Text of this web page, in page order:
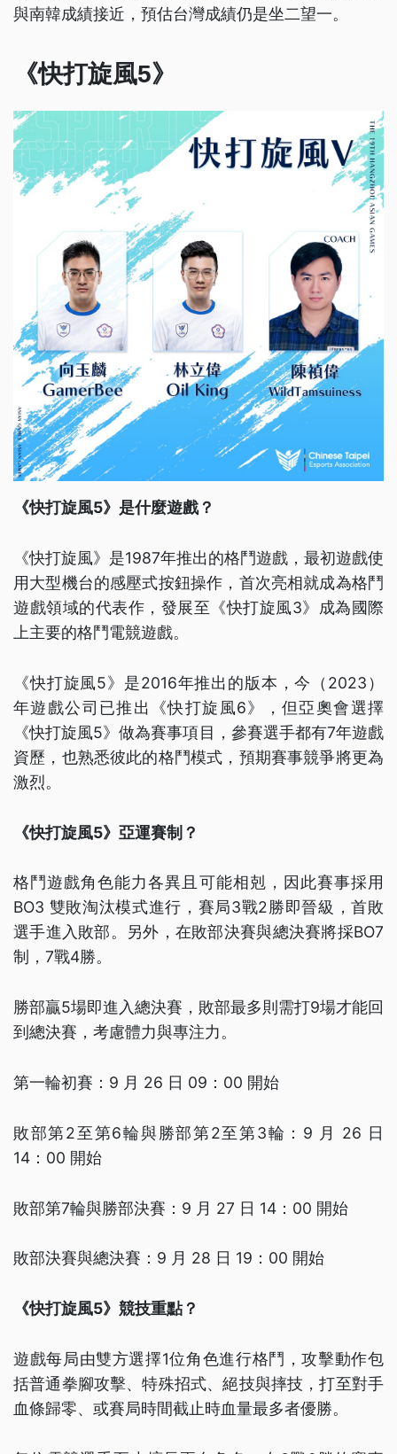
與南韓成績接近，預估台灣成績仍是坐二望一。
《快打旋風5》
《快打旋風5》是什麼遊戲？
《快打旋風》是1987年推出的格鬥遊戲，最初遊戲使
用大型機台的感壓式按鈕操作，首次亮相就成為格鬥
遊戲領域的代表作，發展至《快打旋風3》成為國際
上主要的格鬥電競遊戲。
《快打旋風5》是2016年推出的版本，今（2023）
年遊戲公司已推出《快打旋風6》，但亞奧會選擇
《快打旋風5》做為賽事項目，參賽選手都有7年遊戲
資歷，也熟悉彼此的格鬥模式，預期賽事競爭將更為
激烈。
《快打旋風5》亞運賽制？
格鬥遊戲角色能力各異且可能相剋，因此賽事採用
BO3 雙敗淘汰模式進行，賽局3戰2勝即晉級，首敗
選手進入敗部。另外，在敗部決賽與總決賽將採BO7
制，7戰4勝。
勝部贏5場即進入總決賽，敗部最多則需打9場才能回
到總決賽，考慮體力與專注力。
第一輪初賽：9 月 26 日 09：00 開始
敗部第2至第6輪與勝部第2至第3輪：9 月 26 日
14：00 開始
敗部第7輪與勝部決賽：9 月 27 日 14：00 開始
敗部決賽與總決賽：9 月 28 日 19：00 開始
《快打旋風5》競技重點？
遊戲每局由雙方選擇1位角色進行格鬥，攻擊動作包
括普通拳腳攻擊、特殊招式、絕技與摔技，打至對手
血條歸零、或賽局時間截止時血量最多者優勝。